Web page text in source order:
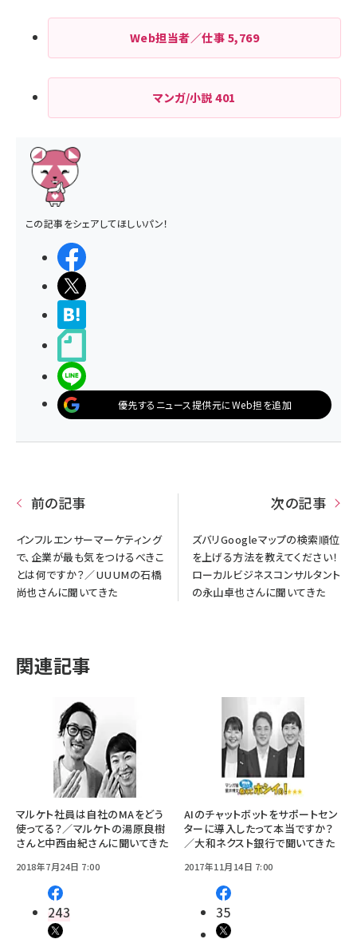
ジ
送
り
Web担当者／仕事 5,769
マンガ/小説401
この記事をシェアしてほしいパン！
優先するニュース提供元にWeb担を追加
前の記事
インフルエンサーマーケティング
で、企業が最も気をつけるべきこ
とは何ですか？／UUUMの石橋
尚也さんに聞いてきた
次の記事
ズバリGoogleマップの検索順位
を上げる方法を教えてください！
ローカルビジネスコンサルタント
の永山卓也さんに聞いてきた
関連記事
マルケト社員は自社のMAをどう
使ってる？／マルケトの湯原良樹
さんと中西由紀さんに聞いてきた
2018年7月24日 7:00
243
AIのチャットボットをサポートセン
ターに導入したって本当ですか？
／大和ネクスト銀行で聞いてきた
2017年11月14日 7:00
35